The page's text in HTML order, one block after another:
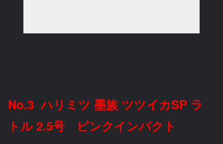
No.3 ハリミツ 墨族 ツツイカSP ラ
トル 2.5号 ピンクインパクト